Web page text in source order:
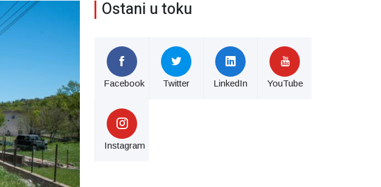
Ostani u toku
Facebook Twitter LinkedIn YouTube
Instagram